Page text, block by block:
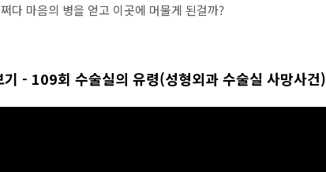
다 마음의 병을 얻고 이곳에 머물게 된걸까?
기 - 109회 수술실의 유령(성형외과 수술실 사망사건)